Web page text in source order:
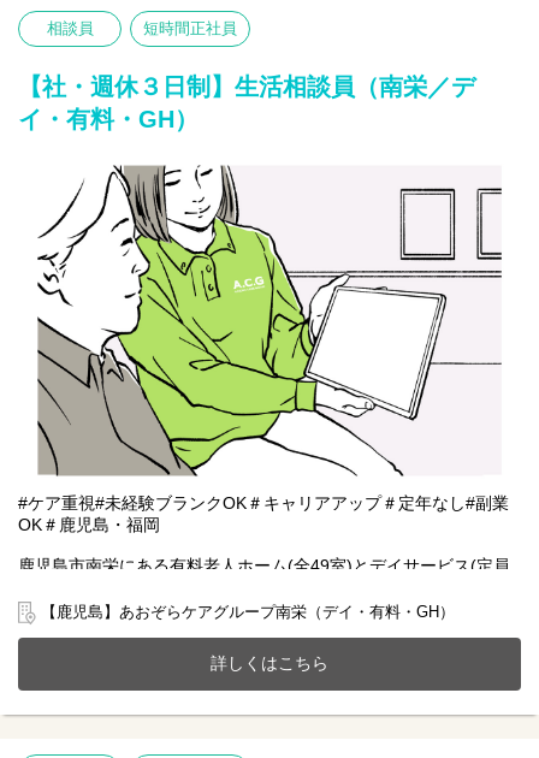
【仕事内容】相談業務全般
〇利用者様や家族様の相談窓口
〇介助サポートなど
※初めての方は先輩が丁寧にサポートしますのでご安心ください
★
相談員 短時間正社員
【社・週休３日制】生活相談員（南栄／デ
イ・有料・GH）
#ケア重視#未経験ブランクOK＃キャリアアップ＃定年なし#副業
OK＃鹿児島・福岡
鹿児島市南栄にある有料老人ホーム(全49室)とデイサービス(定員
働きませんか？
20～70代まで幅広い年齢層の方が活躍中です。
今までのご経験やスキルを当社で発揮して頂ける方を募集してい
【仕事内容】相談業務全般 ※夜勤は希望者のみ
【鹿児島】あおぞらケアグループ南栄（デイ・有料・GH）
詳しくはこちら